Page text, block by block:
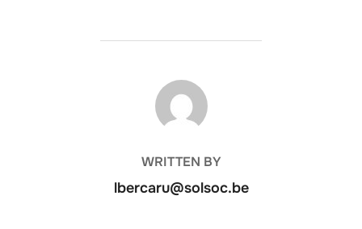
POST AUTHOR
WRITTEN BY
lbercaru@solsoc.be